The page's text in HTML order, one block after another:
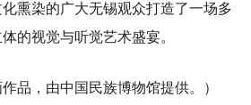
熏染的广大无锡观众打造了一场多
的视觉与听觉艺术盛宴。
，由中国民族博物馆提供。）